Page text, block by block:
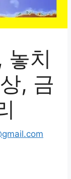
놓치
, 금